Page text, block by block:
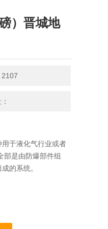
）晋城地
于液化气行业或者
部是由防爆部件组
的系统。